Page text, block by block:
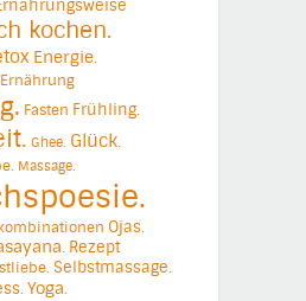
kochen.
Energie.
Ernährung
Fasten Frühling.
Ghee. Glück.
Massage.
Ojas.
Rezept
Selbstmassage.
Yoga.